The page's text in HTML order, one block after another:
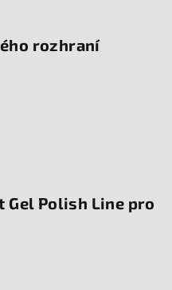
rozhraní
Gel Polish Line pro